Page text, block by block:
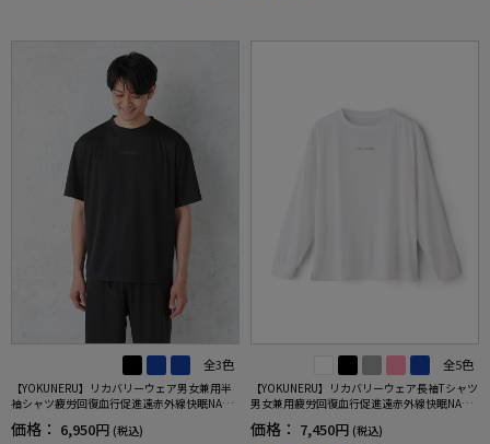
全3色
【YOKUNERU】リカバリーウェア男女兼用半
袖シャツ疲労回復血行促進遠赤外線快眠NANO
MIX(R)【一般医療機器】SS～LLサイズ
価格： 6,950円 (税込)
全5色
【YOKUNERU】リカバリーウェア長袖Tシャツ
男女兼用疲労回復血行促進遠赤外線快眠NANO
MIX(R)【一般医療機器】SS～LLサイズ
価格： 7,450円 (税込)